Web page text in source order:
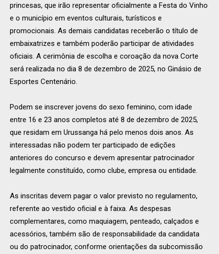
princesas, que irão representar oficialmente a Festa do Vinho
e o município em eventos culturais, turísticos e
promocionais. As demais candidatas receberão o título de
embaixatrizes e também poderão participar de atividades
oficiais. A cerimônia de escolha e coroação da nova Corte
será realizada no dia 8 de dezembro de 2025, no Ginásio de
Esportes Centenário.
Podem se inscrever jovens do sexo feminino, com idade
entre 16 e 23 anos completos até 8 de dezembro de 2025,
que residam em Urussanga há pelo menos dois anos. As
interessadas não podem ter participado de edições
anteriores do concurso e devem apresentar patrocinador
legalmente constituído, como clube, empresa ou entidade.
As inscritas devem pagar o valor previsto no regulamento,
referente ao vestido oficial e à faixa. As despesas
complementares, como maquiagem, penteado, calçados e
acessórios, também são de responsabilidade da candidata
ou do patrocinador, conforme orientações da subcomissão